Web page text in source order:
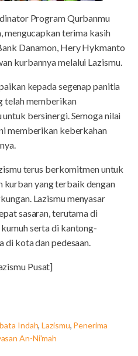
Program Qurbanmu
mengucapkan terima kasih
Danamon, Hery Hykmanto
kurbannya melalui Lazismu.
kepada segenap panitia
telah memberikan
bersinergi. Semoga nilai
memberikan keberkahan
terus berkomitmen untuk
kurban yang terbaik dengan
Lazismu menyasar
sasaran, terutama di
serta di kantong-
di kota dan pedesaan.
Pusat]
Indah,Lazismu, Penerima
An-Ni'mah